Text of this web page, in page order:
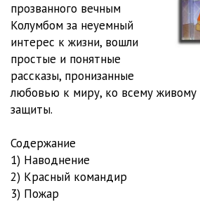
09. Житков Борис - Что бывало. Рассказы
10. Житков Борис - Что бывало. Рассказы
11. Житков Борис - Что бывало. Рассказы
12. Житков Борис - Что бывало. Рассказы
14. Житков Борис - Что бывало. Рассказы
15. Житков Борис - Что бывало. Рассказы
прозванного вечным
Колумбом за неуемный
интерес к жизни, вошли
простые и понятные
рассказы, пронизанные
любовью к миру, ко всему
защиты.
Содержание
1) Наводнение
2) Красный командир
3) Пожар